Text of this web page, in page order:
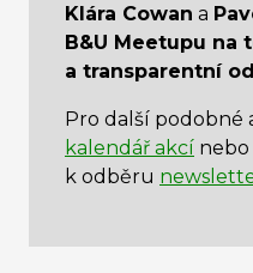
Klára Cowan a
B&U Meetupu na
a transparentní
Pro další podobné
kalendář akcí nebo
k odběru